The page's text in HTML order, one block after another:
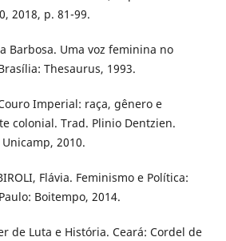
2018, p. 81-99.
Barbosa. Uma voz feminina no
Thesaurus, 1993.
Imperial: raça, gênero e
colonial. Trad. Plinio Dentzien.
2010.
Flávia. Feminismo e Política:
Boitempo, 2014.
de Luta e História. Ceará: Cordel de